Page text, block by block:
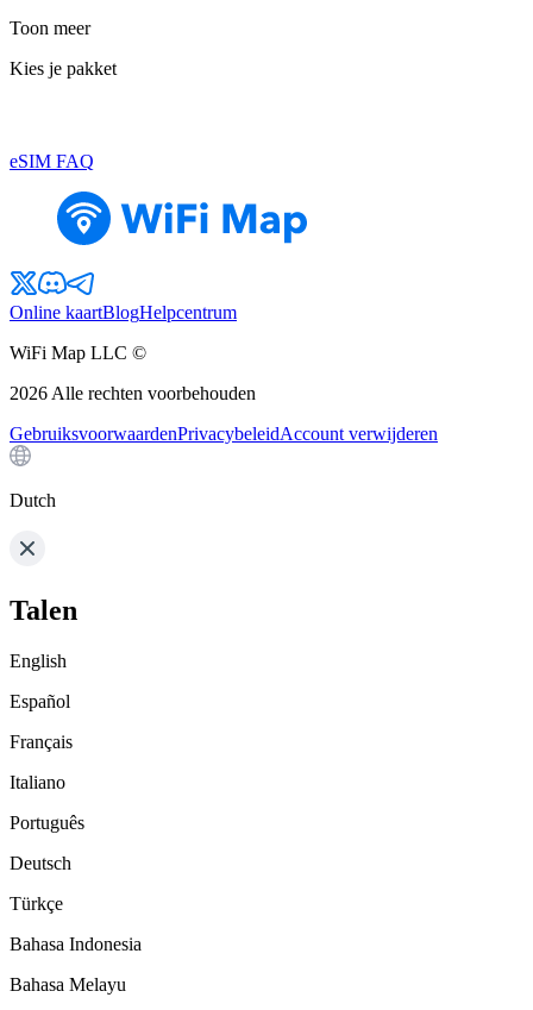
Toon meer
Kies je pakket
eSIM FAQ
Online kaartBlogHelpcentrum
WiFi Map LLC ©
2026 Alle rechten voorbehouden
GebruiksvoorwaardenPrivacybeleidAccount verwijderen
Dutch
Talen
English
Español
Français
Italiano
Português
Deutsch
Türkçe
Bahasa Indonesia
Bahasa Melayu